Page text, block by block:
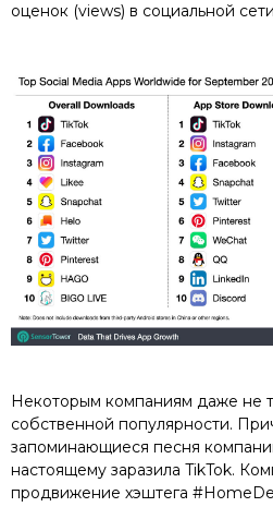
оценок (views) в социальной
Некоторым компаниям даже не
собственной популярности.
запоминающиеся песня
настоящему заразила TikTok.
продвижение хэштега